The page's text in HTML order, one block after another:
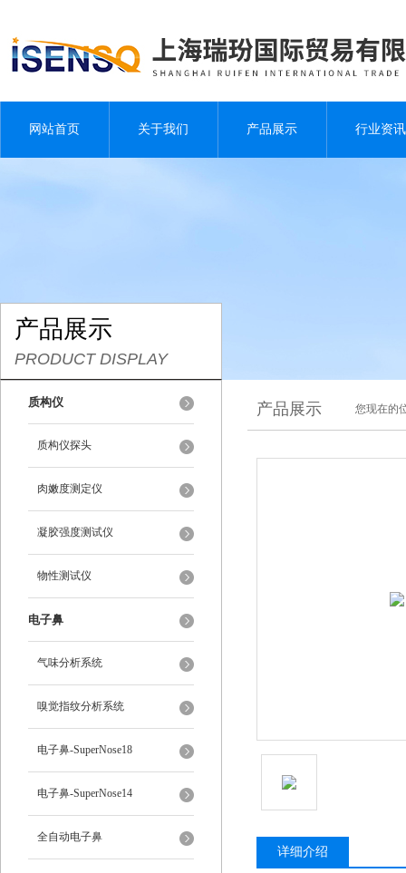
网站首页 关于我们 产品展示 行业资讯
产品展示
PRODUCT DISPLAY
质构仪
质构仪探头
肉嫩度测定仪
凝胶强度测试仪
物性测试仪
电子鼻
气味分析系统
嗅觉指纹分析系统
电子鼻-SuperNose18
电子鼻-SuperNose14
全自动电子鼻
产品展示 您现在的
详细介绍